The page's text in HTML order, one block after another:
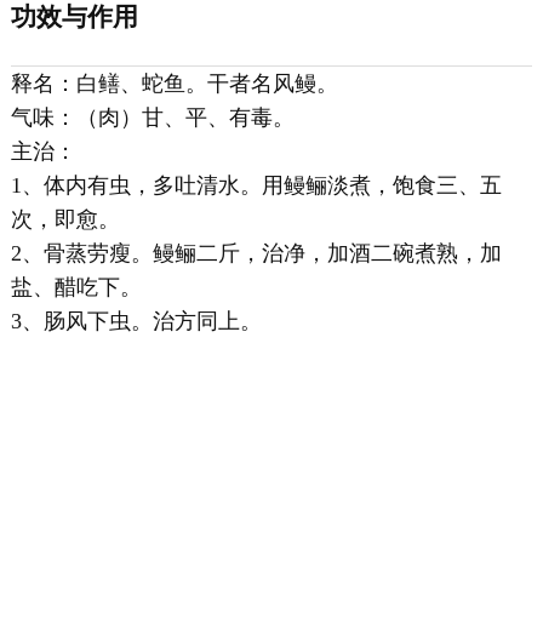
功效与作用
释名：白鳝、蛇鱼。干者名风鳗。
气味：（肉）甘、平、有毒。
主治：
1、体内有虫，多吐清水。用鳗鲡淡煮，饱食三、五
次，即愈。
2、骨蒸劳瘦。鳗鲡二斤，治净，加酒二碗煮熟，加
盐、醋吃下。
3、肠风下虫。治方同上。